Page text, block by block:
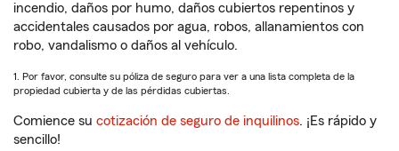
incendio, daños por humo, daños cubiertos repentinos y
accidentales causados por agua, robos, allanamientos con
robo, vandalismo o daños al vehículo.
1. Por favor, consulte su póliza de seguro para ver a una lista completa de la
propiedad cubierta y de las pérdidas cubiertas.
Comience su cotización de seguro de inquilinos. ¡Es rápido y
sencillo!